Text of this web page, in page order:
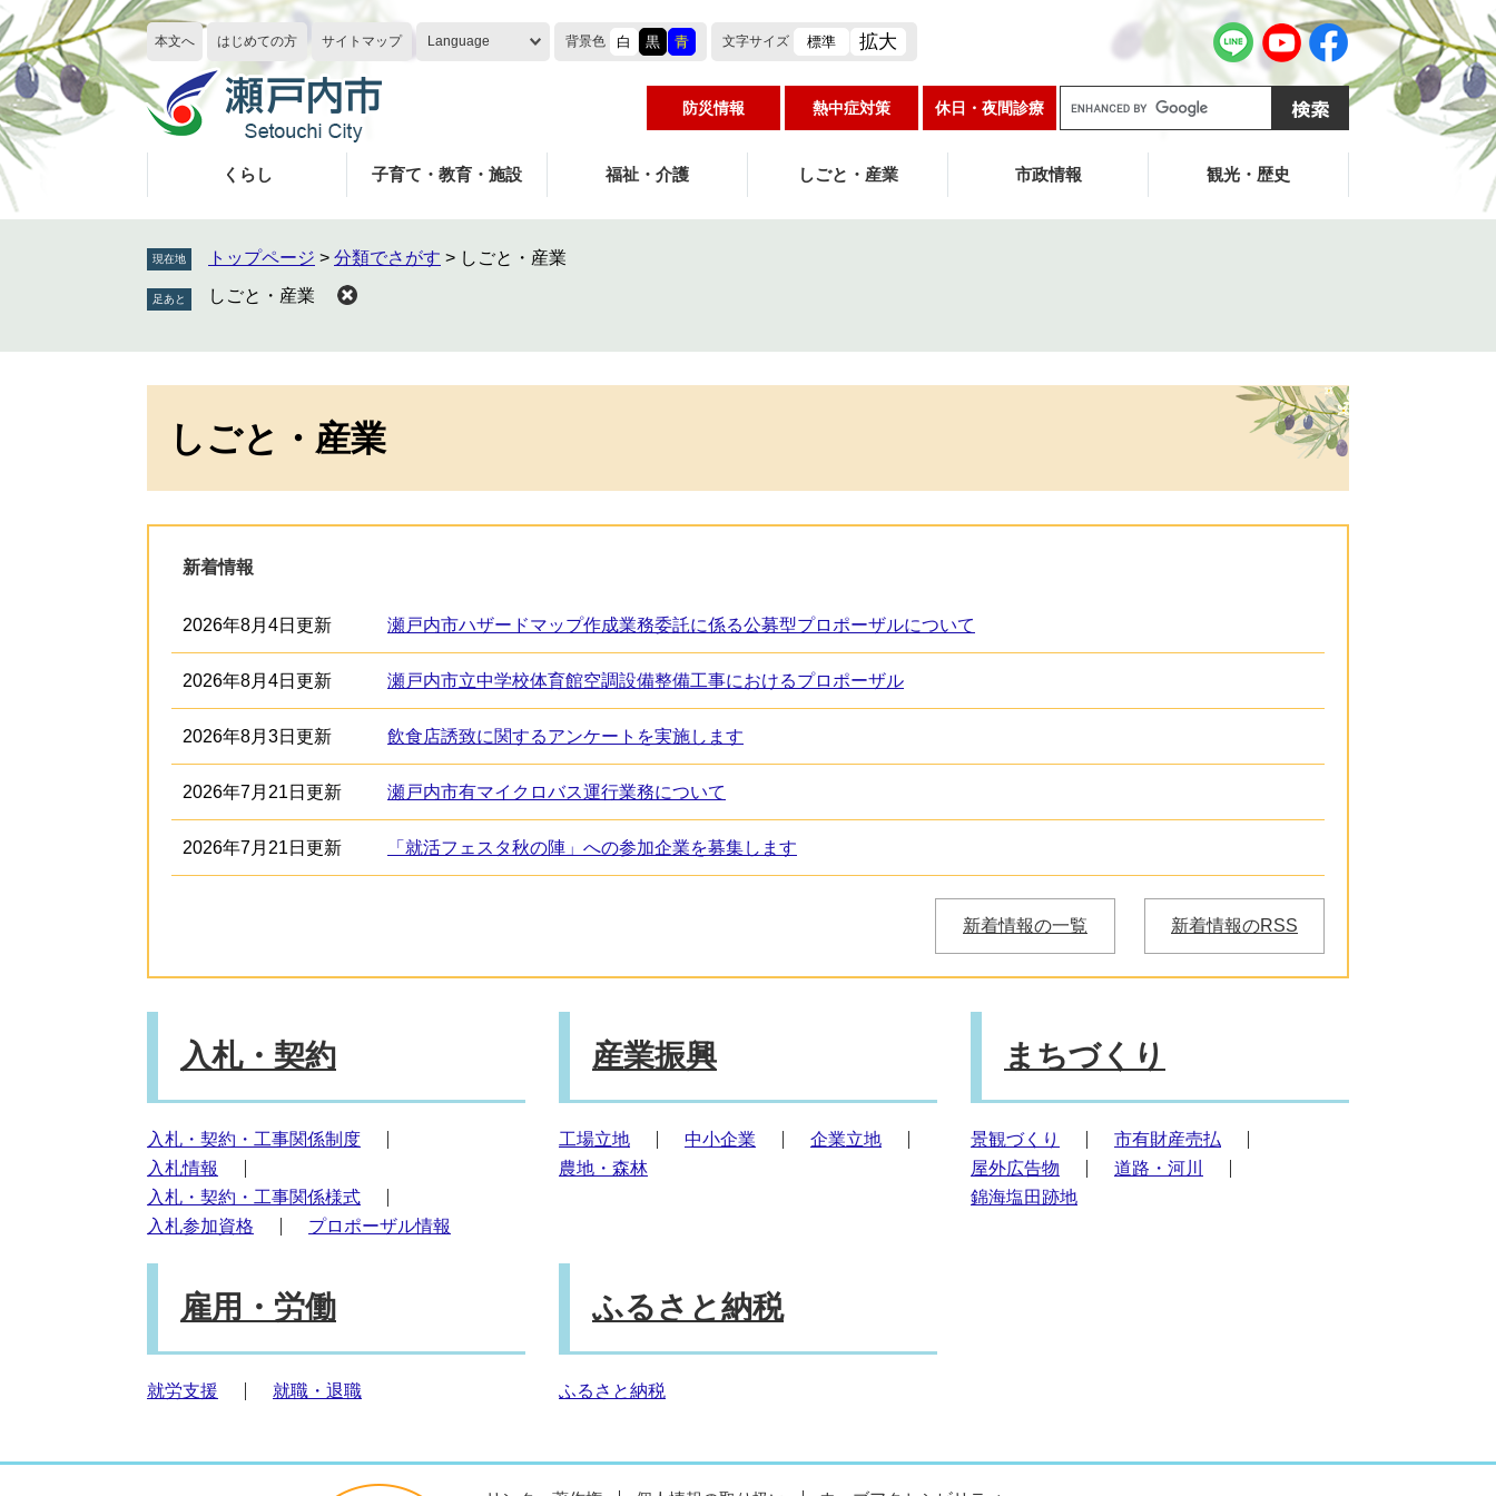
ペ
ー
ジ
の
先
頭
で
す
メ
ニ
ュ
ー
を
飛
ば
し
本文へ はじめての方 サイトマップ Language 背景色 白 黒 青 文字サイズ 標準 拡大
防災情報 熱中症対策 休日・夜間診療
g
e
くらし 子育て・教育・施設 福祉・介護 しごと・産業 市政情報 観光・歴史
現在地 トップページ > 分類でさがす > しごと・産業
しごと・産業
しごと・産業
新着情報
2026年8月4日更新 瀬戸内市ハザードマップ作成業務委託に係る公募型プロポーザルについて
2026年8月4日更新 瀬戸内市立中学校体育館空調設備整備工事におけるプロポーザル
2026年8月3日更新 飲食店誘致に関するアンケートを実施します
2026年7月21日更新 瀬戸内市有マイクロバス運行業務について
2026年7月21日更新 「就活フェスタ秋の陣」への参加企業を募集します
新着情報の一覧 新着情報のRSS
入札・契約
入札・契約・工事関係制度
入札情報
入札・契約・工事関係様式
入札参加資格
プロポーザル情報
産業振興
工場立地 中小企業
企業立地
農地・森林
まちづくり
景観づくり
市有財産売払
屋外広告物
道路・河川
錦海塩田跡地
雇用・労働
就労支援 就職・退職
ふるさと納税
ふるさと納税